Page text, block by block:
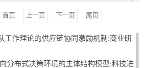
首页 上一页 下一页 尾页
工作理论的供应链协同激励机制:商业研
分布式决策环境的主体结构模型:科技进